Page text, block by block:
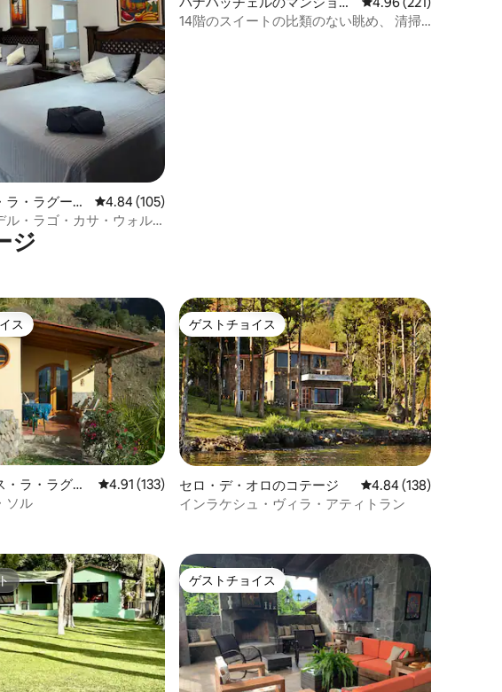
星の平均評価
・ラグーナ
アパート
レビュー105件、5つ星中4.84つ星の平均評価
4.84 (105)
ル・ラゴ・カサ・ウォル
ン・アパート
14階のスイートの比類のない眺め、 清掃
ジ
星の平均評価
チョイスです。
ス
ラ・ラグー
レビュー133件、5つ星中4.91つ星の平均評価
4.91 (133)
ソル
ゲストチョイス
ゲストチョイス
セロ・デ・オロのコテージ レビュー138件、5つ
4.84 (138)
インラケシュ・ヴィラ・アティトラン
ゲストチョイス
ゲストチョイス